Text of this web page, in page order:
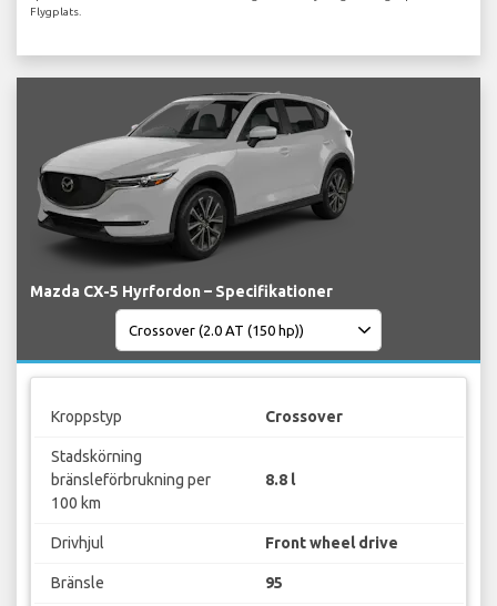
Flygplats.
Mazda CX-5 Hyrfordon – Specifikationer
Kroppstyp Crossover
Stadskörning
bränsleförbrukning per
100 km
8.8 l
Drivhjul Front wheel drive
Bränsle 95